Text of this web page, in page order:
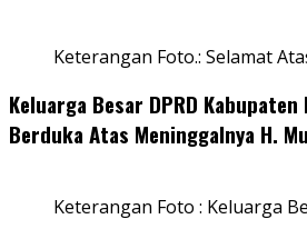
Keterangan Foto.: Selamat
Keluarga Besar DPRD
Berduka Atas Meninggalnya H.
Keterangan Foto : Keluarga